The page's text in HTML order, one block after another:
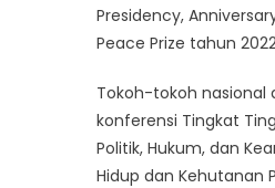
Presidency,
Peace Prize tahun
Tokoh-tokoh nasional
konferensi Tingkat
Politik, Hukum, dan
Hidup dan Kehutanan